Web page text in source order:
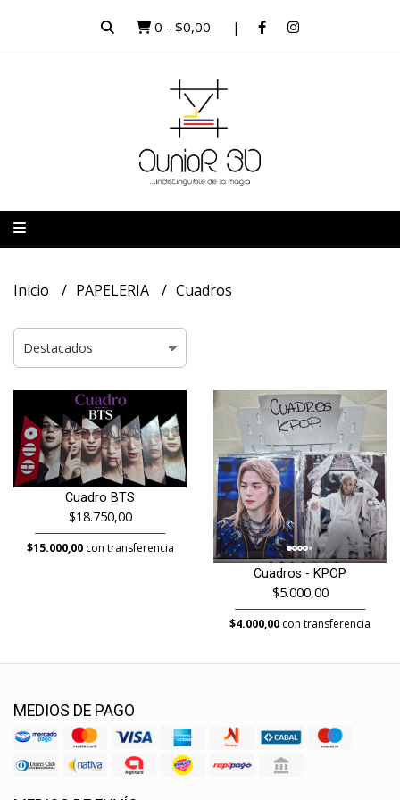
0 - $0,00
Inicio PAPELERIA Cuadros
Cuadro BTS
$18.750,00
$15.000,00con transferencia
Cuadros - KPOP
$5.000,00
$4.000,00 con transferencia
MEDIOS DE PAGO